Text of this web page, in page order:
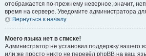
отображается по-прежнему неверное, значит,
время на сервере. Уведомите администратора
Вернуться к началу
Моего языка нет в списке!
Администратор не установил поддержку вашего
или же просто никто не перевёл phpBB на ваш